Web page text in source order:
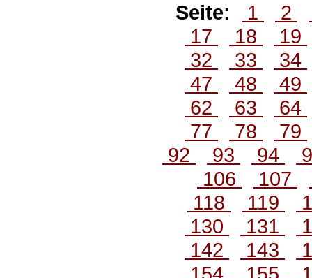
Seite: 1 2
17
18
19
32
33
34
47
48
49
62
63
64
77
78
79
92
93 94
106
107
118
119
130
131
142
143